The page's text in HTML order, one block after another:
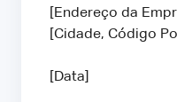
[Endereço da
[Cidade, Código
[Data]